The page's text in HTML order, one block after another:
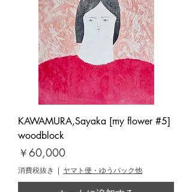
KAWAMURA,Sayaka [my flower #5]
woodblock
価格
￥60,000
消費税抜き | ヤマト便・ゆうパック他